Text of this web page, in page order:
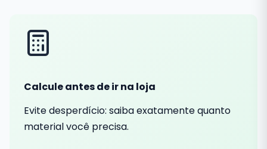
Calcule antes de ir na loja
Evite desperdício: saiba exatamente quanto
material você precisa.